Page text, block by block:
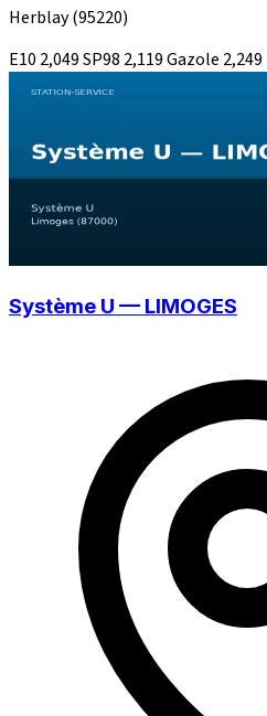
Herblay(95220)
E10 2,049SP98 2,119Gazole 2,249
Système U — LIMOGES